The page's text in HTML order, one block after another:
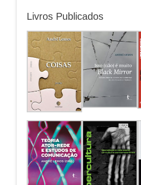
Livros Publicados